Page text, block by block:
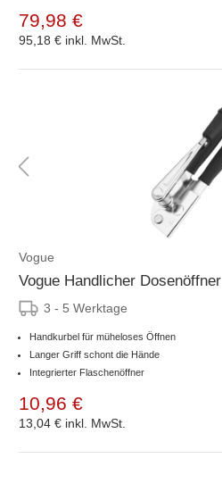
79,98 €
95,18 € inkl. MwSt.
Vogue
Vogue Handlicher Dosenöffner
3 - 5 Werktage
Handkurbel für müheloses Öffnen
Langer Griff schont die Hände
Integrierter Flaschenöffner
10,96 €
13,04 € inkl. MwSt.